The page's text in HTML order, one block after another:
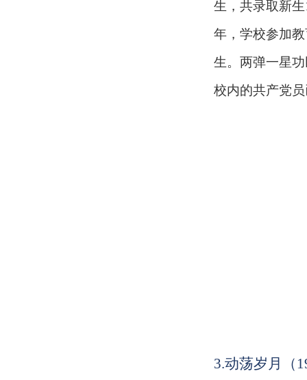
生，共录取新
年，学校参加
生。两弹一星
校内的共产党
3.动荡岁月（